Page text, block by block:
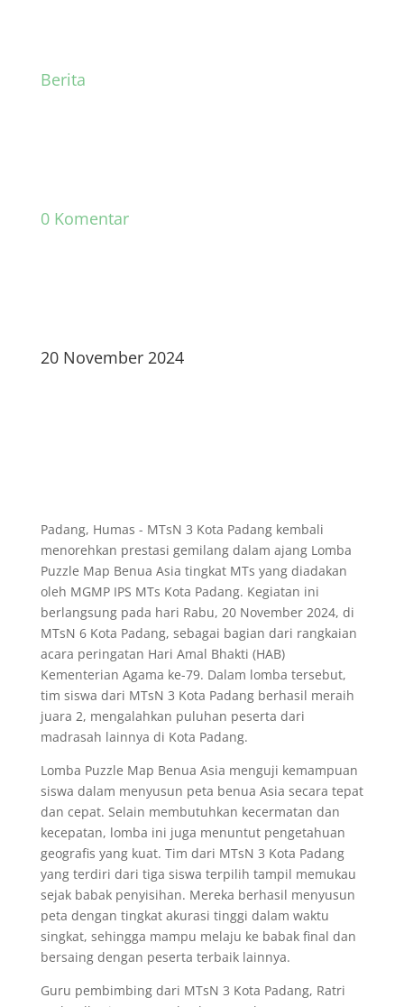
Berita
0 Komentar
20 November 2024
Padang, Humas - MTsN 3 Kota Padang kembali
menorehkan prestasi gemilang dalam ajang Lomba
Puzzle Map Benua Asia tingkat MTs yang diadakan
oleh MGMP IPS MTs Kota Padang. Kegiatan ini
berlangsung pada hari Rabu, 20 November 2024, di
MTsN 6 Kota Padang, sebagai bagian dari rangkaian
acara peringatan Hari Amal Bhakti (HAB)
Kementerian Agama ke-79. Dalam lomba tersebut,
tim siswa dari MTsN 3 Kota Padang berhasil meraih
juara 2, mengalahkan puluhan peserta dari
madrasah lainnya di Kota Padang.
Lomba Puzzle Map Benua Asia menguji kemampuan
siswa dalam menyusun peta benua Asia secara tepat
dan cepat. Selain membutuhkan kecermatan dan
kecepatan, lomba ini juga menuntut pengetahuan
geografis yang kuat. Tim dari MTsN 3 Kota Padang
yang terdiri dari tiga siswa terpilih tampil memukau
sejak babak penyisihan. Mereka berhasil menyusun
peta dengan tingkat akurasi tinggi dalam waktu
singkat, sehingga mampu melaju ke babak final dan
bersaing dengan peserta terbaik lainnya.
Guru pembimbing dari MTsN 3 Kota Padang, Ratri